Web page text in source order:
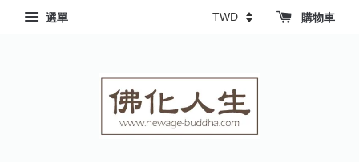
選單 購物車